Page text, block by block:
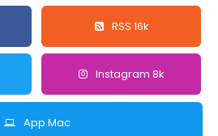
RSS 16k
Instagram 8k
App Mac